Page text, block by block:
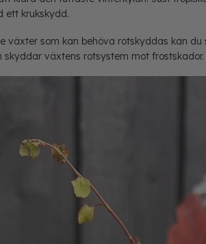
ett krukskydd.
växter som kan behöva rotskyddas kan
skyddar växtens rotsystem mot frostskador.